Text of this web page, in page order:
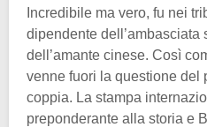
Incredibile ma vero, fu nei
dipendente dell’ambasciata
dell’amante cinese. Così
venne fuori la questione del
coppia. La stampa
preponderante alla storia e